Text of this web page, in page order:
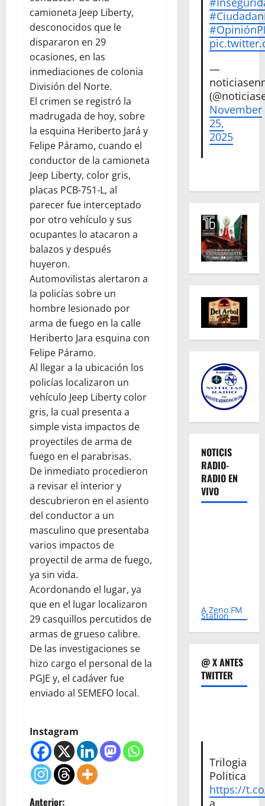
camioneta Jeep Liberty,
desconocidos que le
dispararon en 29
ocasiones, en las
inmediaciones de colonia
División del Norte.
El crimen se registró la
madrugada de hoy, sobre
la esquina Heriberto Jará y
Felipe Páramo, cuando el
conductor de la camioneta
Jeep Liberty, color gris,
placas PCB-751-L, al
parecer fue interceptado
por otro vehículo y sus
ocupantes lo atacaron a
balazos y después
huyeron.
Automovilistas alertaron a
la policías sobre un
hombre lesionado por
arma de fuego en la calle
Heriberto Jara esquina con
Felipe Páramo.
Al llegar a la ubicación los
policías localizaron un
vehículo Jeep Liberty color
gris, la cual presenta a
simple vista impactos de
proyectiles de arma de
fuego en el parabrisas.
De inmediato procedieron
a revisar el interior y
descubrieron en el asiento
del conductor a un
masculino que presentaba
varios impactos de
proyectil de arma de fuego,
ya sin vida.
Acordonando el lugar, ya
que en el lugar localizaron
29 casquillos percutidos de
armas de grueso calibre.
De las investigaciones se
hizo cargo el personal de la
PGJE y, el cadáver fue
enviado al SEMEFO local.
Instagram
Anterior:
—
November
25,
2025
NOTICIS
RADIO-
RADIO EN
VIVO
A Zeno.FM
Station
@ X ANTES
TWITTER
Trilogia
Politica
https://